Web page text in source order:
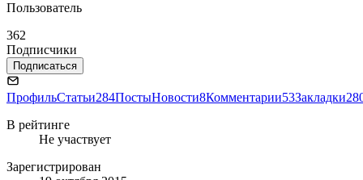
Пользователь
362
Подписчики
Подписаться
ПрофильСтатьи284ПостыНовости8Комментарии53Закладки
В рейтинге
Не участвует
Зарегистрирован